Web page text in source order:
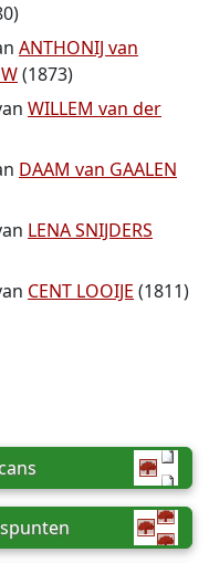
ANTHONIJ van
(1873)
WILLEM van der
DAAM van GAALEN
LENA SNIJDERS
CENT LOOIJE (1811)